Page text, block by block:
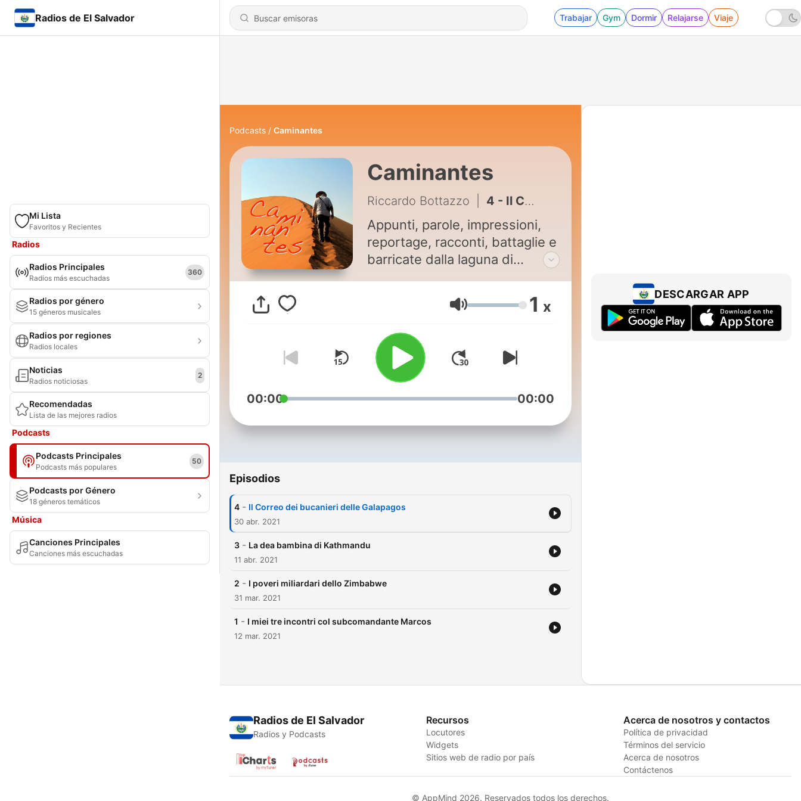
Radios de El Salvador Trabajar Gym Dormir Relajarse Viaje
Mi Lista
Favoritos y Recientes
Radios
Radios Principales
Radios más escuchadas
360
Radios por género
15 géneros musicales
Radios por regiones
Radios locales
Noticias
Radios noticiosas
2
Recomendadas
Lista de las mejores radios
Podcasts
Podcasts Principales
Podcasts más populares
50
Podcasts por Género
18 géneros temáticos
Música
Canciones Principales
Canciones más escuchadas
Podcasts Caminantes
Caminantes
Riccardo Bottazzo 4 - Il Correo dei bucanieri delle Galapagos
Appunti, parole, impressioni,
reportage, racconti, battaglie e
barricate dalla laguna di
Volumen 1 x
00:00 00:00
Episodios
4 - Il Correo dei bucanieri delle Galapagos
30 abr. 2021
3 - La dea bambina di Kathmandu
11 abr. 2021
2 - I poveri miliardari dello Zimbabwe
31 mar. 2021
1 - I miei tre incontri col subcomandante Marcos
12 mar. 2021
DESCARGAR APP
Radios de El Salvador
Radios y Podcasts
Recursos
Locutores
Widgets
Sitios web de radio por país
Acerca de nosotros y contactos
Política de privacidad
Términos del servicio
Acerca de nosotros
Contáctenos
© AppMind 2026. Reservados todos los derechos.